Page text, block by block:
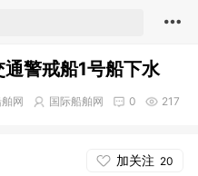
警戒船1号船下水
217
0
国际船舶网
网
加关注 20